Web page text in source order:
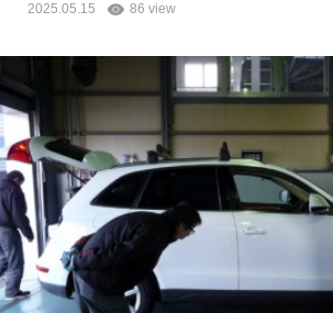
2025.05.15 86 view